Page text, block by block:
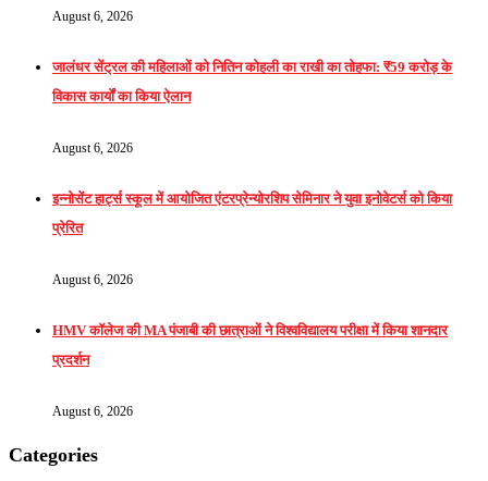
August 6, 2026
जालंधर सेंट्रल की महिलाओं को नितिन कोहली का राखी का तोहफा: ₹59 करोड़ के
विकास कार्यों का किया ऐलान
August 6, 2026
इन्नोसेंट हार्ट्स स्कूल में आयोजित एंटरप्रेन्योरशिप सेमिनार ने युवा इनोवेटर्स को किया
प्रेरित
August 6, 2026
HMV कॉलेज की MA पंजाबी की छात्राओं ने विश्वविद्यालय परीक्षा में किया शानदार
प्रदर्शन
August 6, 2026
Categories